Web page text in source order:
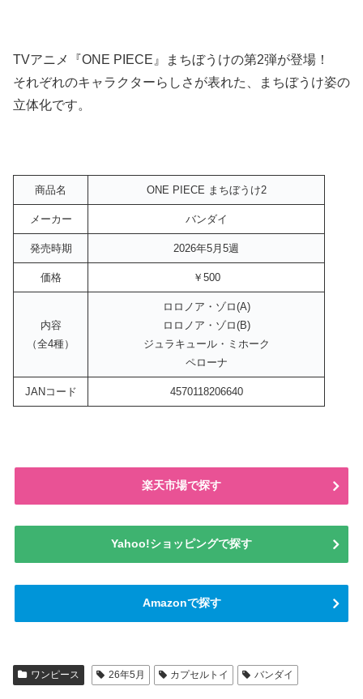
TVアニメ『ONE PIECE』まちぼうけの第2弾が登場！
それぞれのキャラクターらしさが表れた、まちぼうけ姿の
立体化です。
商品名 ONE PIECE まちぼうけ2
メーカー バンダイ
発売時期 2026年5月5週
価格 ￥500
内容
（全4種）
ロロノア・ゾロ(A)
ロロノア・ゾロ(B)
ジュラキュール・ミホーク
ペローナ
JANコード 4570118206640
楽天市場で探す
Yahoo!ショッピングで探す
Amazonで探す
ワンピース 26年5月 カプセルトイ バンダイ